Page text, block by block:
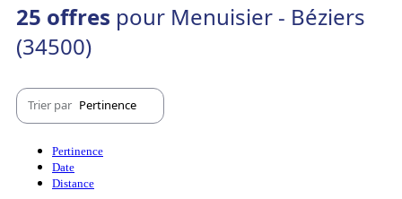
25 offres pour Menuisier - Béziers
(34500)
Trier par Pertinence
Pertinence
Date
Distance